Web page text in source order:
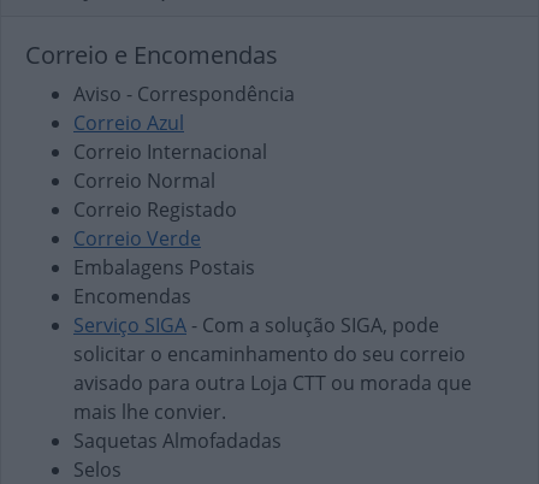
Correio e Encomendas
Aviso - Correspondência
Correio Azul
Correio Internacional
Correio Normal
Correio Registado
Correio Verde
Embalagens Postais
Encomendas
Serviço SIGA - Com a solução SIGA, pode
solicitar o encaminhamento do seu correio
avisado para outra Loja CTT ou morada que
mais lhe convier.
Saquetas Almofadadas
Selos